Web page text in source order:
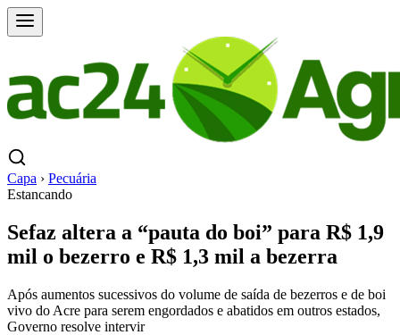
Capa › Pecuária
Estancando
Sefaz altera a “pauta do boi” para R$ 1,9
mil o bezerro e R$ 1,3 mil a bezerra
Após aumentos sucessivos do volume de saída de bezerros e de boi
vivo do Acre para serem engordados e abatidos em outros estados,
Governo resolve intervir